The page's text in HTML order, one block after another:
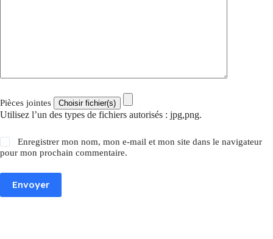
Pièces jointes
Utilisez l’un des types de fichiers autorisés : jpg,png.
Enregistrer mon nom, mon e-mail et mon site dans le navigateur
pour mon prochain commentaire.
Envoyer